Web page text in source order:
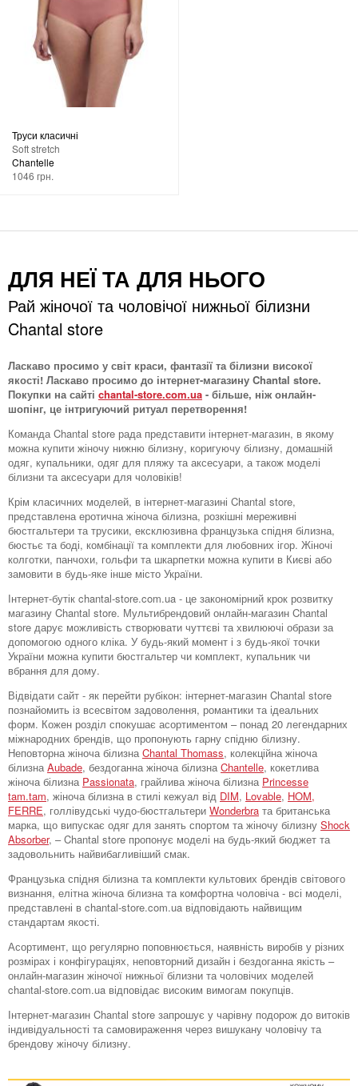
Труси класичні
Soft stretch
Chantelle
1046 грн.
ДЛЯ НЕЇ ТА ДЛЯ НЬОГО
Рай жіночої та чоловічої нижньої білизни
Chantal store
Ласкаво просимо у світ краси, фантазії та білизни високої
якості! Ласкаво просимо до інтернет-магазину Chantal store.
Покупки на сайті chantal-store.com.ua - більше, ніж онлайн-
шопінг, це інтригуючий ритуал перетворення!
Команда Chantal store рада представити інтернет-магазин, в якому
можна купити жіночу нижню білизну, коригуючу білизну, домашній
одяг, купальники, одяг для пляжу та аксесуари, а також моделі
білизни та аксесуари для чоловіків!
Крім класичних моделей, в інтернет-магазині Chantal store,
представлена ​​еротична жіноча білизна, розкішні мереживні
бюстгальтери та трусики, ексклюзивна французька спідня білизна,
бюстьє та боді, комбінації та комплекти для любовних ігор. Жіночі
колготки, панчохи, гольфи та шкарпетки можна купити в Києві або
замовити в будь-яке інше місто України.
Інтернет-бутік chantal-store.com.ua - це закономірний крок розвитку
магазину Chantal store. Мультибрендовий онлайн-магазин Chantal
store дарує можливість створювати чуттєві та хвилюючі образи за
допомогою одного кліка. У будь-який момент і з будь-якої точки
України можна купити бюстгальтер чи комплект, купальник чи
вбрання для дому.
Відвідати сайт - як перейти рубікон: інтернет-магазин Chantal store
познайомить із всесвітом задоволення, романтики та ідеальних
форм. Кожен розділ спокушає асортиментом – понад 20 легендарних
міжнародних брендів, що пропонують гарну спідню білизну.
Неповторна жіноча білизна Chantal Thomass, колекційна жіноча
білизна Aubade, бездоганна жіноча білизна Chantelle, кокетлива
жіноча білизна Passionata, грайлива жіноча білизна Princesse
tam.tam, жіноча білизна в стилі кежуал від DIM, Lovable, HOM,
FERRE, голлівудські чудо-бюстгальтери Wonderbra та британська
марка, що випускає одяг для занять спортом та жіночу білизну Shock
Absorber, – Chantal store пропонує моделі на будь-який бюджет та
задовольнить найвибагливіший смак.
Французька спідня білизна та комплекти культових брендів світового
визнання, елітна жіноча білизна та комфортна чоловіча - всі моделі,
представлені в chantal-store.com.ua відповідають найвищим
стандартам якості.
Асортимент, що регулярно поповнюється, наявність виробів у різних
розмірах і конфігураціях, неповторний дизайн і бездоганна якість –
онлайн-магазин жіночої нижньої білизни та чоловічих моделей
chantal-store.com.ua відповідає високим вимогам покупців.
Інтернет-магазин Chantal store запрошує у чарівну подорож до витоків
індивідуальності та самовираження через вишукану чоловічу та
брендову жіночу білизну.